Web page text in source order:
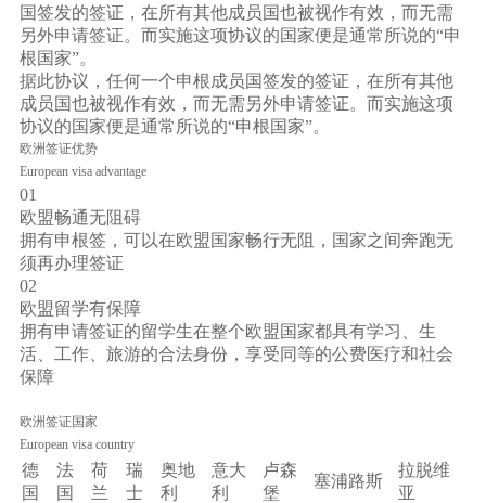
国签发的签证，在所有其他成员国也被视作有效，而无需
另外申请签证。而实施这项协议的国家便是通常所说的“申
根国家”。
据此协议，任何一个申根成员国签发的签证，在所有其他
成员国也被视作有效，而无需另外申请签证。而实施这项
协议的国家便是通常所说的“申根国家”。
欧洲签证优势
European visa advantage
01
欧盟畅通无阻碍
拥有申根签，可以在欧盟国家畅行无阻，国家之间奔跑无
须再办理签证
02
欧盟留学有保障
拥有申请签证的留学生在整个欧盟国家都具有学习、生
活、工作、旅游的合法身份，享受同等的公费医疗和社会
保障
欧洲签证国家
European visa country
德
国
法
国
荷
兰
瑞
士
奥地
利
意大
利
卢森
堡
塞浦路斯
拉脱维
亚